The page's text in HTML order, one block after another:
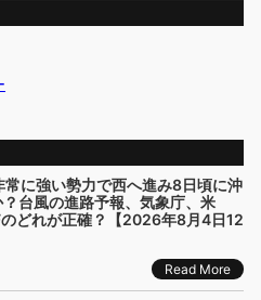
常に強い勢力で西へ進み8日頃に沖
台風の進路予報、気象庁、米
どれが正確？【2026年8月4日12
Read More